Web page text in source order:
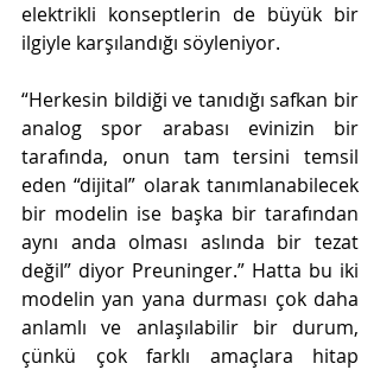
elektrikli konseptlerin de büyük bir
ilgiyle karşılandığı söyleniyor.
“Herkesin bildiği ve tanıdığı safkan bir
analog spor arabası evinizin bir
tarafında, onun tam tersini temsil
eden “dijital” olarak tanımlanabilecek
bir modelin ise başka bir tarafından
aynı anda olması aslında bir tezat
değil” diyor Preuninger.” Hatta bu iki
modelin yan yana durması çok daha
anlamlı ve anlaşılabilir bir durum,
çünkü çok farklı amaçlara hitap